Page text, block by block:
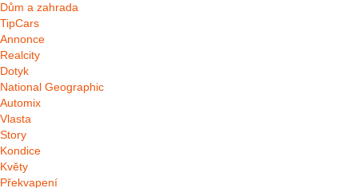
Dům a zahrada
TipCars
Annonce
Realcity
Dotyk
National Geographic
Automix
Vlasta
Story
Kondice
Květy
Překvapení